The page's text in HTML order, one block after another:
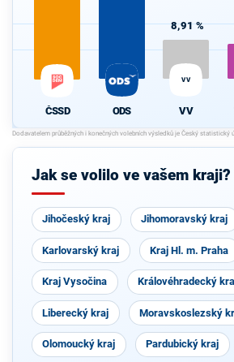
ČSSD ODS
8,91 %
VV
VV
Jak se volilo ve vašem kraji?
Jihočeský kraj Jihomoravský kraj
Karlovarský kraj Kraj Hl. m. Praha
Kraj Vysočina Královéhradecký
Liberecký kraj Moravskoslezský
Olomoucký kraj Pardubický kraj